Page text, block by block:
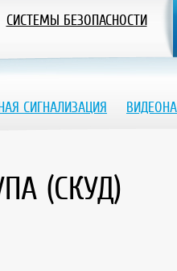
СИСТЕМЫ БЕЗОПАСНОСТИ
СИГНАЛИЗАЦИЯ
(СКУД)